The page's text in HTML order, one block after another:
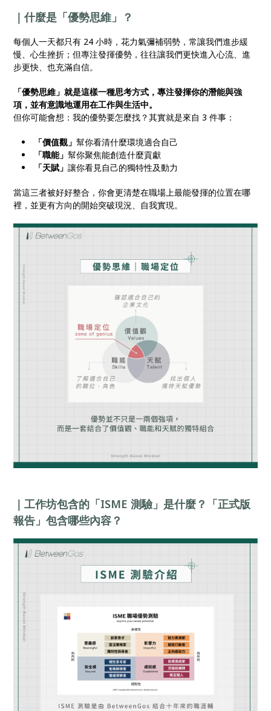
｜什麼是「優勢思維」？
每個人一天都只有 24 小時，花力氣彌補弱勢，常讓我們進步緩
慢、心生挫折；但專注發揮優勢，往往讓我們更快進入心流、進
步更快、也充滿自信。
「優勢思維」就是這樣一種思考方式，專注發揮你的潛能與強
項，並有意識地運用在工作與生活中。
但你可能會想：我的優勢要怎麼找？其實就是來自 3 件事：
「價值觀」幫你看清什麼環境適合自己
「職能」幫你聚焦能創造什麼貢獻
「天賦」讓你看見自己的獨特性及動力
當這三者被好好整合，你會更清楚在職場上最能發揮的位置在哪
裡，並更有方向的開始突破現況、自我實現。
｜工作坊包含的「ISME 測驗」是什麼？「正式版
報告」包含哪些內容？